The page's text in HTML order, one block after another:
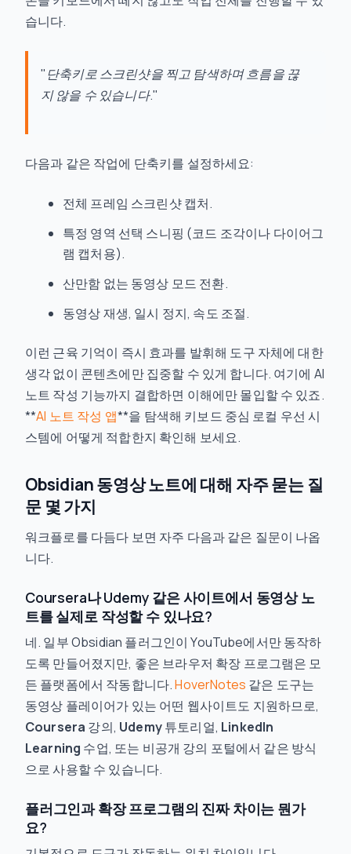
습니다.
"단축키로 스크린샷을 찍고 탐색하며 흐름을 끊
지 않을 수 있습니다."
다음과 같은 작업에 단축키를 설정하세요:
전체 프레임 스크린샷 캡처.
특정 영역 선택 스니핑 (코드 조각이나 다이어그
램 캡처용).
산만함 없는 동영상 모드 전환.
동영상 재생, 일시 정지, 속도 조절.
이런 근육 기억이 즉시 효과를 발휘해 도구 자체에 대한
생각 없이 콘텐츠에만 집중할 수 있게 합니다. 여기에 AI
노트 작성 기능까지 결합하면 이해에만 몰입할 수 있죠.
**AI 노트 작성 앱**을 탐색해 키보드 중심 로컬 우선 시
스템에 어떻게 적합한지 확인해 보세요.
Obsidian 동영상 노트에 대해 자주 묻는 질
문 몇 가지
워크플로를 다듬다 보면 자주 다음과 같은 질문이 나옵
니다.
Coursera나 Udemy 같은 사이트에서 동영상 노
트를 실제로 작성할 수 있나요?
네. 일부 Obsidian 플러그인이 YouTube에서만 동작하
도록 만들어졌지만, 좋은 브라우저 확장 프로그램은 모
든 플랫폼에서 작동합니다.HoverNotes 같은 도구는
동영상 플레이어가 있는 어떤 웹사이트도 지원하므로,
Coursera 강의, Udemy튜토리얼, LinkedIn
Learning 수업, 또는 비공개 강의 포털에서 같은 방식
으로 사용할 수 있습니다.
플러그인과 확장 프로그램의 진짜 차이는 뭔가
요?